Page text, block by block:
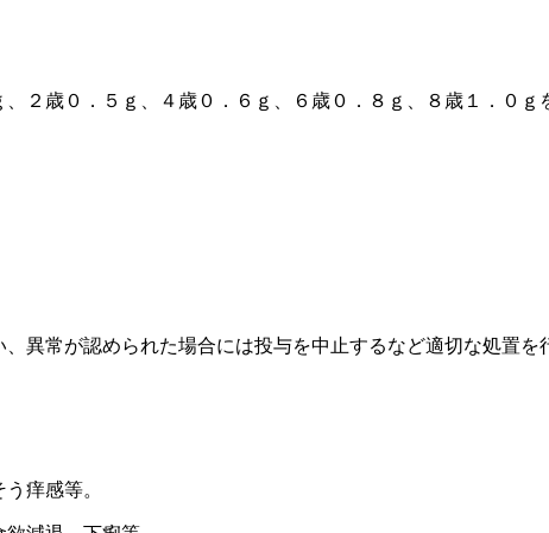
２歳０．５ｇ、４歳０．６ｇ、６歳０．８ｇ、８歳１．０ｇ
異常が認められた場合には投与を中止するなど適切な処置を
痒感等。